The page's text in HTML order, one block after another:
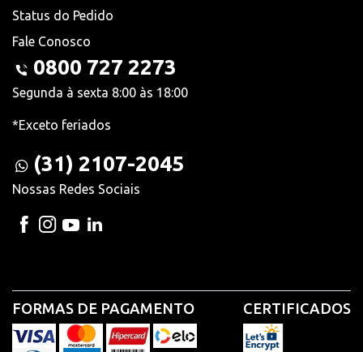
Status do Pedido
Fale Conosco
0800 727 2273
Segunda à sexta 8:00 às 18:00
*Exceto feriados
(31) 2107-2045
Nossas Redes Sociais
FORMAS DE PAGAMENTO CERTIFICADOS